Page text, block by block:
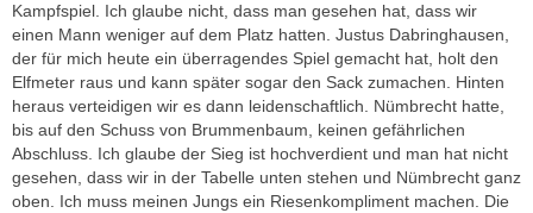
Kampfspiel. Ich glaube nicht, dass man gesehen hat, dass wir
einen Mann weniger auf dem Platz hatten. Justus Dabringhausen,
der für mich heute ein überragendes Spiel gemacht hat, holt den
Elfmeter raus und kann später sogar den Sack zumachen. Hinten
heraus verteidigen wir es dann leidenschaftlich. Nümbrecht hatte,
bis auf den Schuss von Brummenbaum, keinen gefährlichen
Abschluss. Ich glaube der Sieg ist hochverdient und man hat nicht
gesehen, dass wir in der Tabelle unten stehen und Nümbrecht ganz
oben. Ich muss meinen Jungs ein Riesenkompliment machen. Die